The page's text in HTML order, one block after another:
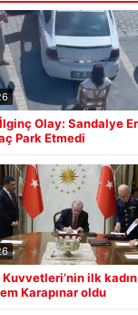
Olay: Sandalye
Park Etmedi
ilk kadın
Karapınar oldu